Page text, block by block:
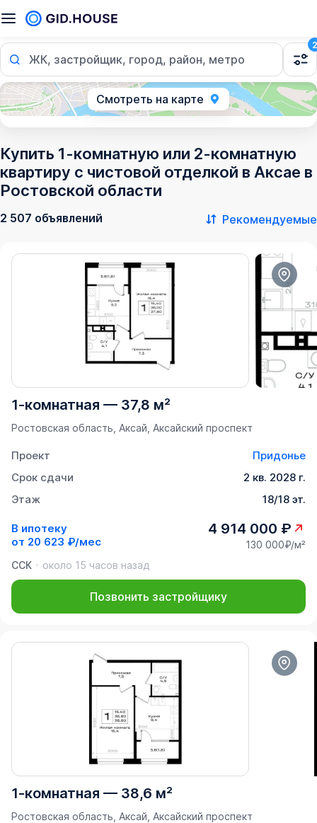
ЖК, застройщик, город, район, метро
2
Смотреть на карте
Купить 1-комнатную или 2-комнатную
квартиру с чистовой отделкой в Аксае в
Ростовской области
2 507 объявлений Рекомендуемые
1-комнатная — 37,8 м²
Ростовская область, Аксай, Аксайский проспект
Проект
Придонье
Срок сдачи
2 кв. 2028 г.
Этаж
18/18 эт.
В ипотеку
от 20 623 ₽/мес
4 914 000 ₽
130 000₽/м²
ССК
около 15 часов назад
Позвонить застройщику
1-комнатная — 38,6 м²
Ростовская область, Аксай, Аксайский проспект